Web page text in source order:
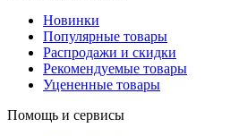
Новинки
Популярные товары
Распродажи и скидки
Рекомендуемые товары
Уцененные товары
Помощь и сервисы